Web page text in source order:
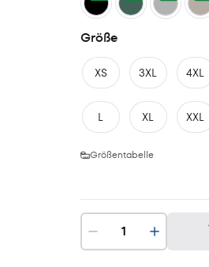
Größe
XS 3XL 4XL
L XL XXL
Größentabelle